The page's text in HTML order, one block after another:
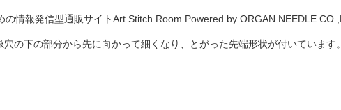
の下の部分から先に向かって細くなり、とがった先端形状が付いています。